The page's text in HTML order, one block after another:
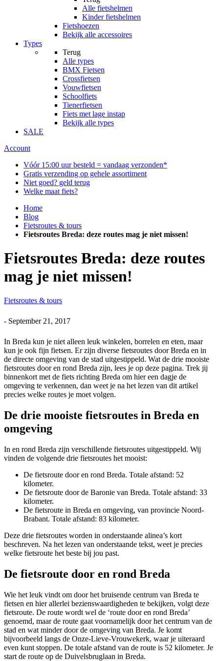
Alle fietshelmen
Kinder fietshelmen
Fietshoezen
Bekijk alle accessoires
Types
Terug
Alle types
BMX Fietsen
Crossfietsen
Vouwfietsen
Schoolfiets
Tienerfietsen
Fiets met lage instap
Bekijk alle types
SALE
Account
Vóór 15:00 uur besteld = vandaag verzonden*
Gratis verzending op gehele assortiment
Niet goed? geld terug
Welke maat fiets?
Home
Blog
Fietsroutes & tours
Fietsroutes Breda: deze routes mag je niet missen!
Fietsroutes Breda: deze routes
mag je niet missen!
Fietsroutes & tours
- September 21, 2017
In Breda kun je niet alleen leuk winkelen, borrelen en eten, maar
kun je ook fijn fietsen. Er zijn diverse fietsroutes door Breda en in
de directe omgeving van de stad uitgestippeld. Wat de drie mooiste
fietsroutes door en rond Breda zijn, lees je op deze pagina. Trek jij
binnenkort met de fiets richting Breda om hier een dagje de
omgeving te verkennen, dan weet je na het lezen van dit artikel
precies welke routes je moet volgen.
De drie mooiste fietsroutes in Breda en
omgeving
In en rond Breda zijn verschillende fietsroutes uitgestippeld. Wij
vinden de volgende drie fietsroutes het mooist:
De fietsroute door en rond Breda. Totale afstand: 52
kilometer.
De fietsroute door de Baronie van Breda. Totale afstand: 33
kilometer.
De fietsroute in Breda en omgeving, van provincie Noord-
Brabant. Totale afstand: 83 kilometer.
Deze drie fietsroutes worden in onderstaande alinea’s kort
beschreven. Na het lezen van onderstaande tekst, weet je precies
welke fietsroute het beste bij jou past.
De fietsroute door en rond Breda
Wie het leuk vindt om door het bruisende centrum van Breda te
fietsen en hier allerlei bezienswaardigheden te bekijken, volgt deze
fietsroute. De route wordt wel de ‘route door en rond Breda’
genoemd, maar de route gaat voornamelijk door het centrum van de
stad en wat minder door de omgeving van Breda. Je komt
bijvoorbeeld langs de Onze-Lieve-Vrouwekerk, waar je uiteraard
even kunt stoppen. De totale afstand van de route is 52 kilometer. Je
start de route op de Duivelsbruglaan in Breda.